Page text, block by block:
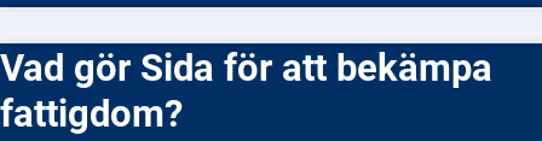
Vad gör Sida för att bekämpa
fattigdom?